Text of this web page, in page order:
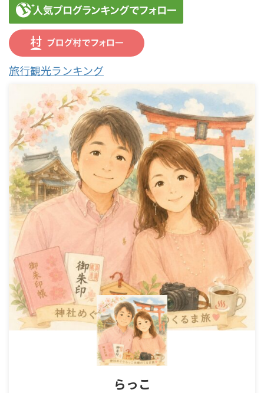
旅行観光ランキング
らっこ